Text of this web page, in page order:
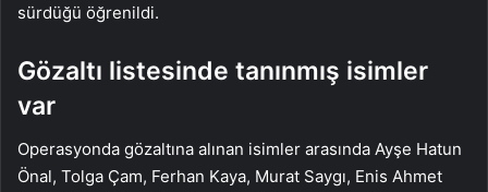
sürdüğü öğrenildi.
Gözaltı listesinde tanınmış isimler
var
Operasyonda gözaltına alınan isimler arasında Ayşe Hatun
Önal, Tolga Çam, Ferhan Kaya, Murat Saygı, Enis Ahmet